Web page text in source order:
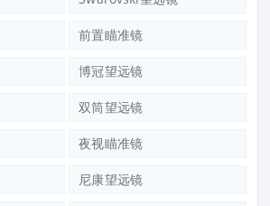
前置瞄准镜
博冠望远镜
双筒望远镜
夜视瞄准镜
尼康望远镜